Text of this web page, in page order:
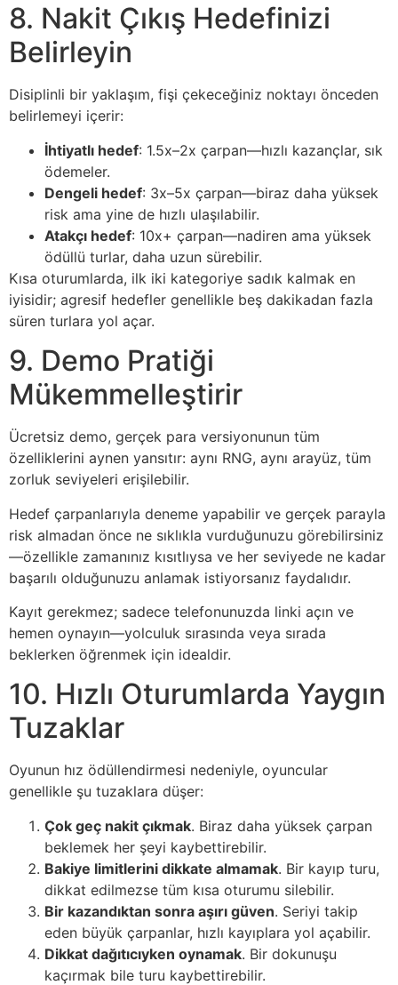
8. Nakit Çıkış Hedefinizi
Belirleyin
Disiplinli bir yaklaşım, fişi çekeceğiniz noktayı önceden
belirlemeyi içerir:
İhtiyatlı hedef: 1.5x–2x çarpan—hızlı kazançlar, sık
ödemeler.
Dengeli hedef: 3x–5x çarpan—biraz daha yüksek
risk ama yine de hızlı ulaşılabilir.
Atakçı hedef: 10x+ çarpan—nadiren ama yüksek
ödüllü turlar, daha uzun sürebilir.
Kısa oturumlarda, ilk iki kategoriye sadık kalmak en
iyisidir; agresif hedefler genellikle beş dakikadan fazla
süren turlara yol açar.
9. Demo Pratiği
Mükemmelleştirir
Ücretsiz demo, gerçek para versiyonunun tüm
özelliklerini aynen yansıtır: aynı RNG, aynı arayüz, tüm
zorluk seviyeleri erişilebilir.
Hedef çarpanlarıyla deneme yapabilir ve gerçek parayla
risk almadan önce ne sıklıkla vurduğunuzu görebilirsiniz
—özellikle zamanınız kısıtlıysa ve her seviyede ne kadar
başarılı olduğunuzu anlamak istiyorsanız faydalıdır.
Kayıt gerekmez; sadece telefonunuzda linki açın ve
hemen oynayın—yolculuk sırasında veya sırada
beklerken öğrenmek için idealdir.
10. Hızlı Oturumlarda Yaygın
Tuzaklar
Oyunun hız ödüllendirmesi nedeniyle, oyuncular
genellikle şu tuzaklara düşer:
Çok geç nakit çıkmak. Biraz daha yüksek çarpan
beklemek her şeyi kaybettirebilir.
Bakiye limitlerini dikkate almamak. Bir kayıp turu,
dikkat edilmezse tüm kısa oturumu silebilir.
Bir kazandıktan sonra aşırı güven. Seriyi takip
eden büyük çarpanlar, hızlı kayıplara yol açabilir.
Dikkat dağıtıcıyken oynamak. Bir dokunuşu
kaçırmak bile turu kaybettirebilir.